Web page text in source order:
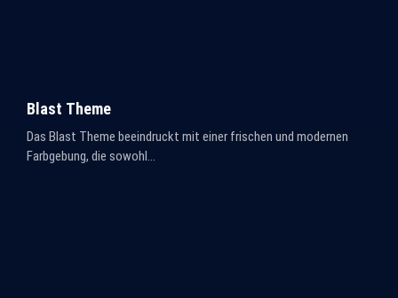
Blast Theme
Das Blast Theme beeindruckt mit einer frischen und modernen
Farbgebung, die sowohl...